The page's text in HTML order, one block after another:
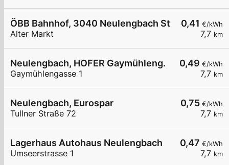
0,41 €/kWh
7,7 km
ÖBB Bahnhof, 3040 Neulengbach Stadt
Alter Markt
0,49 €/kWh
7,7 km
Neulengbach, HOFER Gaymühleng.
Gaymühlengasse 1
0,75 €/kWh
7,7 km
Neulengbach, Eurospar
Tullner Straße 72
0,47 €/kWh
7,7 km
Lagerhaus Autohaus Neulengbach
Umseerstrasse 1